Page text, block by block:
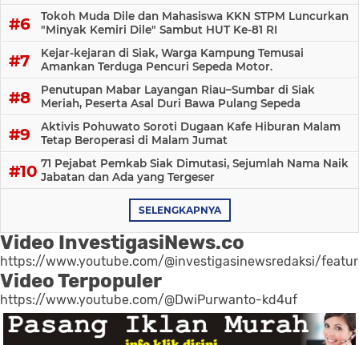
Tokoh Muda Dile dan Mahasiswa KKN STPM Luncurkan
"Minyak Kemiri Dile" Sambut HUT Ke-81 RI
Kejar-kejaran di Siak, Warga Kampung Temusai
Amankan Terduga Pencuri Sepeda Motor.
Penutupan Mabar Layangan Riau–Sumbar di Siak
Meriah, Peserta Asal Duri Bawa Pulang Sepeda
Aktivis Pohuwato Soroti Dugaan Kafe Hiburan Malam
Tetap Beroperasi di Malam Jumat
71 Pejabat Pemkab Siak Dimutasi, Sejumlah Nama Naik
Jabatan dan Ada yang Tergeser
SELENGKAPNYA
Video InvestigasiNews.co
https://www.youtube.com/@investigasinewsredaksi/
Video Terpopuler
https://www.youtube.com/@DwiPurwanto-kd4uf